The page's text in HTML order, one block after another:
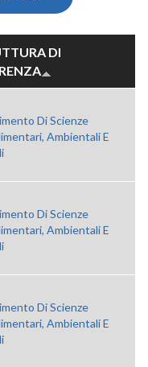
DI
Di Scienze
Ambientali E
Di Scienze
Ambientali E
Di Scienze
Ambientali E